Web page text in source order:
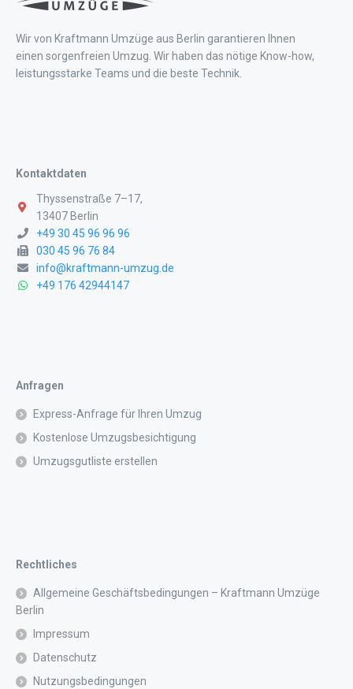
Wir von Kraftmann Umzüge aus Berlin garantieren Ihnen
einen sorgenfreien Umzug. Wir haben das nötige Know-how,
leistungsstarke Teams und die beste Technik.
Kontaktdaten
Thyssenstraße 7–17,
13407 Berlin
+49 30 45 96 96 96
030 45 96 76 84
info@kraftmann-umzug.de
+49 176 42944147
Anfragen
Express-Anfrage für Ihren Umzug
Kostenlose Umzugsbesichtigung
Umzugsgutliste erstellen
Rechtliches
Allgemeine Geschäftsbedingungen – Kraftmann Umzüge
Berlin
Impressum
Datenschutz
Nutzungsbedingungen